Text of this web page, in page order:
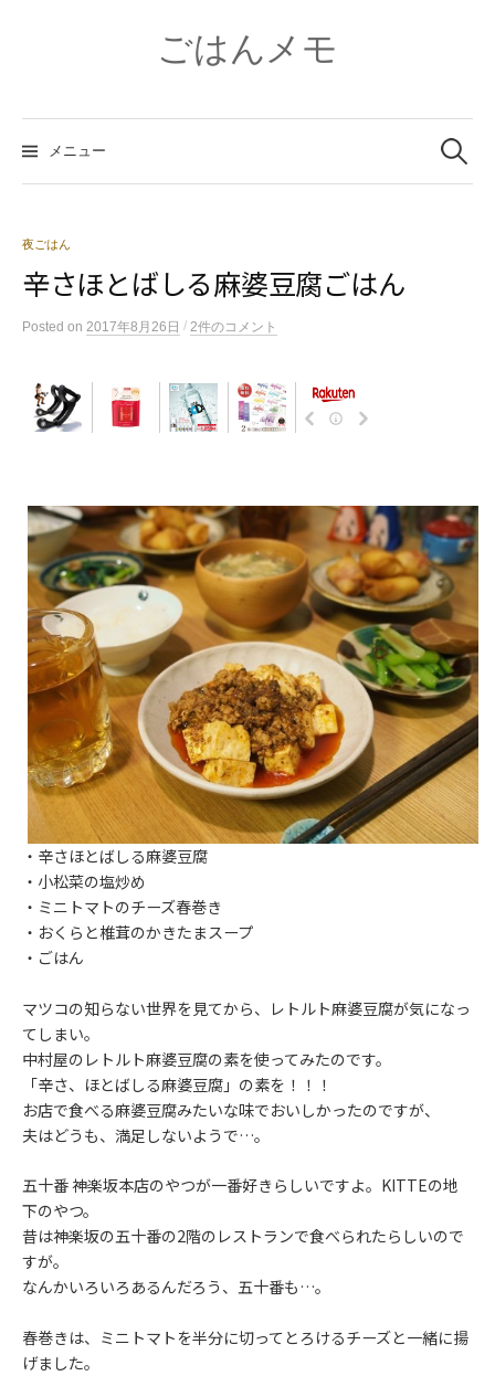
ス
キ
プ
ごはんメモ
メニュー
索:
夜ごはん
辛さほとばしる麻婆豆腐ごはん
Posted on 2017年8月26日 / 2件のコメント
・辛さほとばしる麻婆豆腐
・小松菜の塩炒め
・ミニトマトのチーズ春巻き
・おくらと椎茸のかきたまスープ
・ごはん
マツコの知らない世界を見てから、レトルト麻婆豆腐が気になっ
てしまい。
中村屋のレトルト麻婆豆腐の素を使ってみたのです。
「辛さ、ほとばしる麻婆豆腐」の素を！！！
お店で食べる麻婆豆腐みたいな味でおいしかったのですが、
夫はどうも、満足しないようで…。
五十番 神楽坂本店のやつが一番好きらしいですよ。KITTEの地
下のやつ。
昔は神楽坂の五十番の2階のレストランで食べられたらしいので
すが。
なんかいろいろあるんだろう、五十番も…。
春巻きは、ミニトマトを半分に切ってとろけるチーズと一緒に揚
げました。